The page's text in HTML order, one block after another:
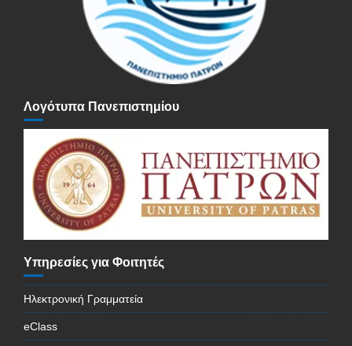
Λογότυπα Πανεπιστημίου
Υπηρεσίες για Φοιτητές
Ηλεκτρονική Γραμματεία
eClass